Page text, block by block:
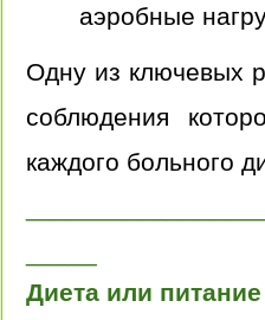
аэробные
Одну из ключевых
соблюдения
каждого больного
Диета или